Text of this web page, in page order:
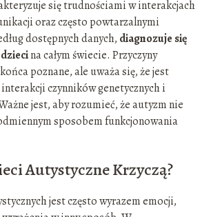
się trudnościami w interakcjach
oraz często powtarzalnymi
dostępnych danych, diagnozuje się
na całym świecie. Przyczyny
poznane, ale uważa się, że jest
czynników genetycznych i
jest, aby rozumieć, że autyzm nie
sposobem funkcjonowania
Autystyczne Krzyczą?
jest często wyrazem emocji,